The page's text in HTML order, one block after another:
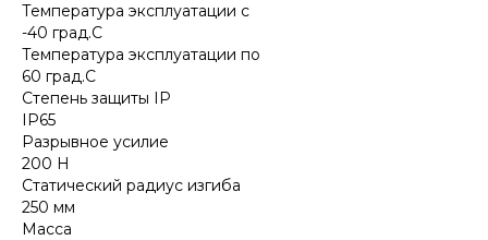
Температура эксплуатации с
-40 град.C
Температура эксплуатации по
60 град.C
Степень защиты IP
IP65
Разрывное усилие
200 Н
Статический радиус изгиба
250 мм
Масса